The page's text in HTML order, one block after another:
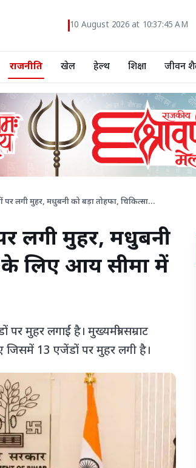
10 August 2026 at 10:37:47 AM
राजनीति खेल हेल्थ शिक्षा जीवन
पर लगी मुहर, मधुबनी को बड़ा तोहफा, चिकित्सा...
लगी मुहर, मधुबनी
के लिए आय सीमा में
पर मुहर लगाईं है। मुख्यमंत्री सम्राट
जिसमें 13 एजेंडों पर मुहर लगी है।